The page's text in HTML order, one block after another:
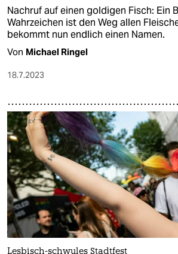
Nachruf auf einen goldigen Fisch: Ein
Wahrzeichen ist den Weg allen
bekommt nun endlich einen Namen.
Von Michael Ringel
18.7.2023
Lesbisch-schwules Stadtfest